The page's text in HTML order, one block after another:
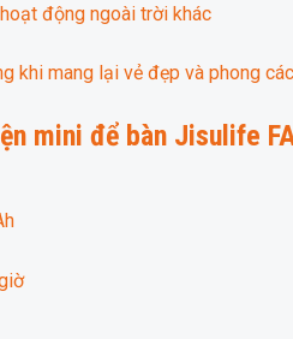
động ngoài trời khác
khi mang lại vẻ đẹp và phong
mini để bàn Jisulife